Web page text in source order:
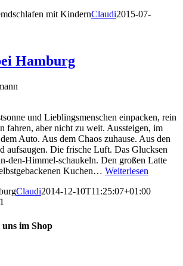
mit KindernClaudi2015-07-
Hamburg
und Lieblingsmenschen einpacken, rein
fahren, aber nicht zu weit. Aussteigen, im
Auto. Aus dem Chaos zuhause. Aus den
aufsaugen. Die frische Luft. Das Glucksen
den-Himmel-schaukeln. Den großen Latte
Kuchen… Weiterlesen
Claudi2014-12-10T11:25:07+01:00
im Shop